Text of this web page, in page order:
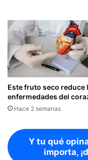
Este fruto seco reduce
enfermedades del
Hace 2 semanas
Y tu qué
importa,